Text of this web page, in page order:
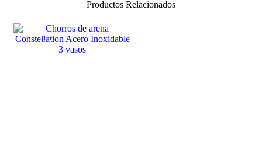
Productos Relacionados
SALE